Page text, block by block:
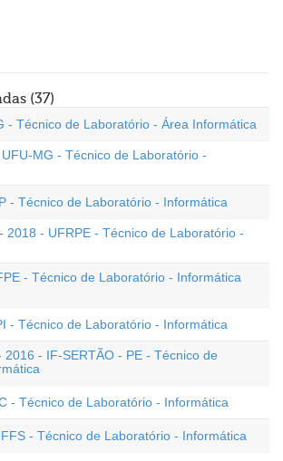
(37)
- Técnico de Laboratório - Área Informática
MG - Técnico de Laboratório -
- Técnico de Laboratório - Informática
2018 - UFRPE - Técnico de Laboratório -
- Técnico de Laboratório - Informática
- Técnico de Laboratório - Informática
2016 - IF-SERTÃO - PE - Técnico de
- Técnico de Laboratório - Informática
- Técnico de Laboratório - Informática